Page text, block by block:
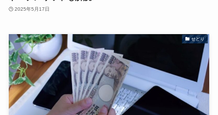
2025年5月17日
せどり